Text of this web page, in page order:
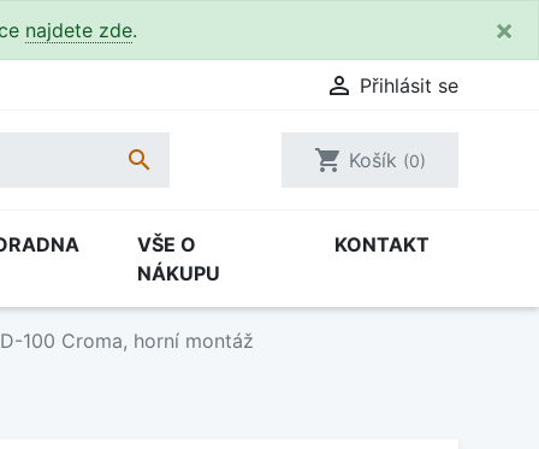
najdete zde. ×
 Přihlásit se
 shopping_cart Košík (0)
VŠE O
NÁKUPU
KONTAKT
100 Croma, horní montáž